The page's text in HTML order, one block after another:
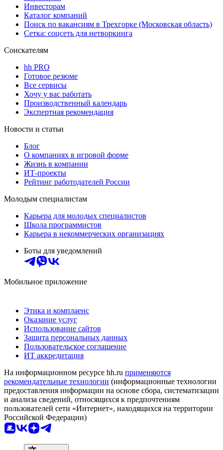
Инвесторам
Каталог компаний
Поиск по вакансиям в Трехгорке (Московская область)
Сетка: соцсеть для нетворкинга
Соискателям
hh PRO
Готовое резюме
Все сервисы
Хочу у вас работать
Производственный календарь
Экспертная рекомендация
Новости и статьи
Блог
О компаниях в игровой форме
Жизнь в компании
ИТ-проекты
Рейтинг работодателей России
Молодым специалистам
Карьера для молодых специалистов
Школа программистов
Карьера в некоммерческих организациях
Боты для уведомлений
Мобильное приложение
Этика и комплаенс
Оказание услуг
Использование сайтов
Защита персональных данных
Пользовательское соглашение
ИТ аккредитация
На информационном ресурсе hh.ru применяются
рекомендательные технологии (информационные технологии
предоставления информации на основе сбора, систематизации
и анализа сведений, относящихся к предпочтениям
пользователей сети «Интернет», находящихся на территории
Российской Федерации)